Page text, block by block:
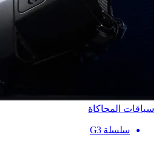
سباقات المحاكاة
سلسلة G3